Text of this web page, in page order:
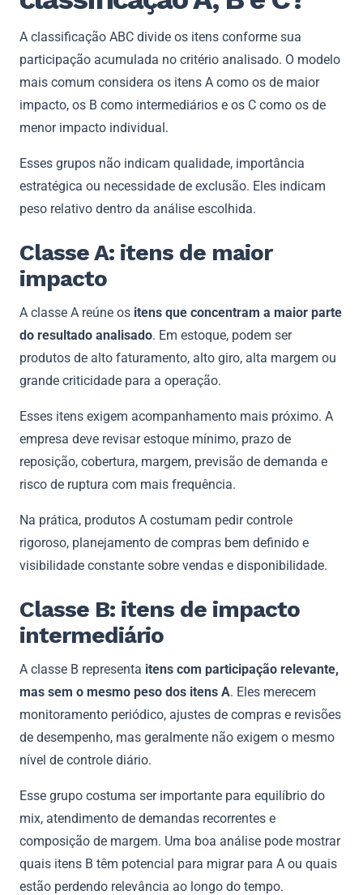
A classificação ABC divide os itens conforme sua
participação acumulada no critério analisado. O modelo
mais comum considera os itens A como os de maior
impacto, os B como intermediários e os C como os de
menor impacto individual.
Esses grupos não indicam qualidade, importância
estratégica ou necessidade de exclusão. Eles indicam
peso relativo dentro da análise escolhida.
Classe A: itens de maior
impacto
A classe A reúne os itens que concentram a maior parte
do resultado analisado. Em estoque, podem ser
produtos de alto faturamento, alto giro, alta margem ou
grande criticidade para a operação.
Esses itens exigem acompanhamento mais próximo. A
empresa deve revisar estoque mínimo, prazo de
reposição, cobertura, margem, previsão de demanda e
risco de ruptura com mais frequência.
Na prática, produtos A costumam pedir controle
rigoroso, planejamento de compras bem definido e
visibilidade constante sobre vendas e disponibilidade.
Classe B: itens de impacto
intermediário
A classe B representa itens com participação relevante,
mas sem o mesmo peso dos itens A. Eles merecem
monitoramento periódico, ajustes de compras e revisões
de desempenho, mas geralmente não exigem o mesmo
nível de controle diário.
Esse grupo costuma ser importante para equilíbrio do
mix, atendimento de demandas recorrentes e
composição de margem. Uma boa análise pode mostrar
quais itens B têm potencial para migrar para A ou quais
estão perdendo relevância ao longo do tempo.